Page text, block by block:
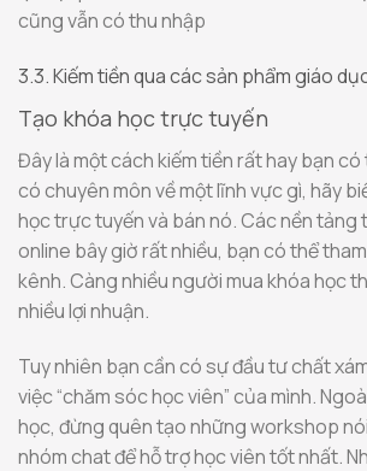
cũng vẫn có thu nhập
3.3. Kiếm tiền qua các sản phẩm giáo
Tạo khóa học trực tuyến
Đây là một cách kiếm tiền rất hay bạn có
có chuyên môn về một lĩnh vực gì, hãy
học trực tuyến và bán nó. Các nền tảng
online bây giờ rất nhiều, bạn có thể
kênh. Càng nhiều người mua khóa học
nhiều lợi nhuận.
Tuy nhiên bạn cần có sự đầu tư chất
việc “chăm sóc học viên” của mình.
học, đừng quên tạo những workshop
nhóm chat để hỗ trợ học viên tốt nhất.